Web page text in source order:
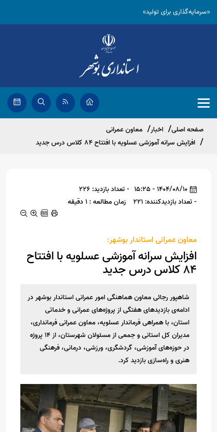
«سرمایه‌گذاری برای تولید»
صفحه اصلی اخبار
معاون عمرانی
افزایش سرانه آموزشی عسلویه با افتتاح ۸۴ کلاس درس جدید
1404/08/10 - 15:25
- تعداد بازدید: 226
- تعداد بازدیدکننده: 221
زمان مطالعه : 1 دقیقه
معاون عمرانی استاندار بوشهر:
افزایش سرانه آموزشی عسلویه با افتتاح
۸۴ کلاس درس جدید
شاهپور رجائی معاون هماهنگی امور عمرانی استاندار بوشهر در
ادامه‌ی بازدیدهای هفتگی از پروژه‌های عمرانی و خدماتی
استان، با همراهی فرماندار عسلویه، معاون عمرانی فرمانداری،
مدیران کل استانی و جمعی از مسئولان شهرستان، از ۱۴ پروژه
در حوزه‌های آموزشی، گردشگری، ورزشی، درمانی، فرهنگی
هنری و راه‌سازی بازدید کرد.